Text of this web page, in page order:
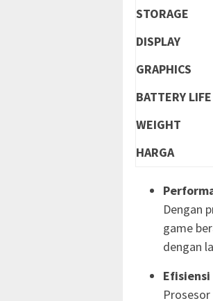
STORAGE
DISPLAY
GRAPHICS
BATTERY LIFE
WEIGHT
HARGA
Dengan
game
dengan
Efisiensi